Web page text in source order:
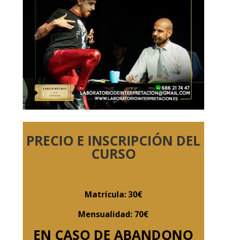
PRECIO E INSCRIPCIÓN DEL
CURSO
Matrícula: 30€
Mensualidad: 70€
EN CASO DE ABANDONO